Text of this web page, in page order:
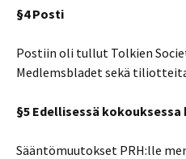
§4 Posti
Postiin oli tullut Tolkien
Medlemsbladet sekä
§5 Edellisessä
Sääntömuutokset PRH:lle